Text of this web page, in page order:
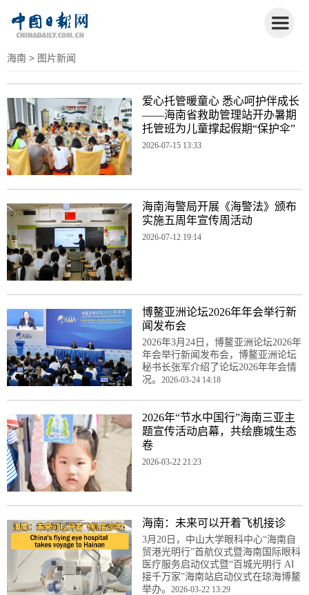
海南 > 图片新闻
爱心托管暖童心 悉心呵护伴成长
——海南省救助管理站开办暑期
托管班为儿童撑起假期“保护伞”
2026-07-15 13:33
海南海警局开展《海警法》颁布
实施五周年宣传周活动
2026-07-12 19:14
博鳌亚洲论坛2026年年会举行新
闻发布会
2026年3月24日，博鳌亚洲论坛2026年
年会举行新闻发布会，博鳌亚洲论坛
秘书长张军介绍了论坛2026年年会情
况。 2026-03-24 14:18
2026年“节水中国行”海南三亚主
题宣传活动启幕，共绘鹿城生态
卷
2026-03-22 21:23
海南：未来可以开着飞机接诊
3月20日，中山大学眼科中心“海南自
贸港光明行”首航仪式暨海南国际眼科
医疗服务启动仪式暨“百城光明行 AI
接千万家”海南站启动仪式在琼海博鳌
举办。 2026-03-22 13:29